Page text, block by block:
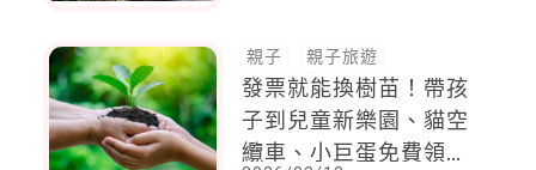
親子 親子旅遊
發票就能換樹苗！帶孩
子到兒童新樂園、貓空
纜車、小巨蛋免費領，